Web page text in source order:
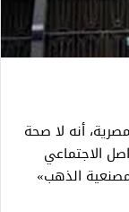
أنه لا صحة
الاجتماعي
الذهب»